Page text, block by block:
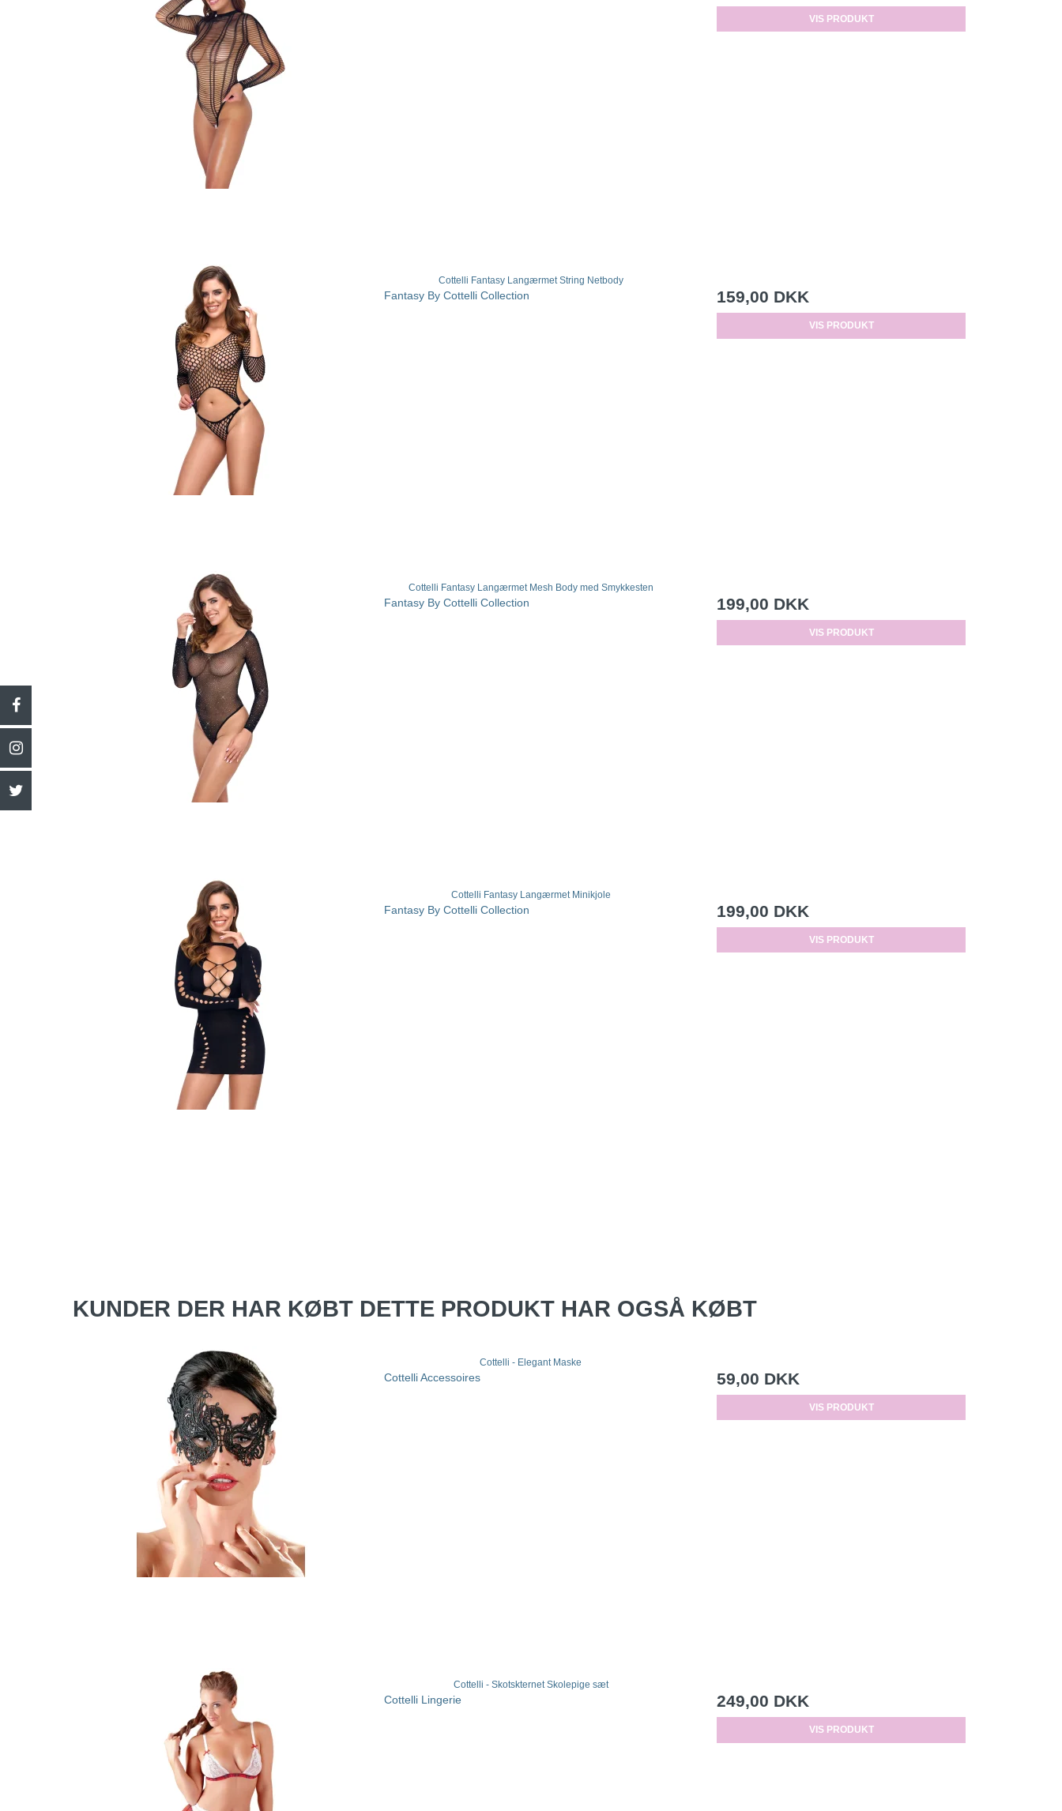
VIS PRODUKT
Cottelli Fantasy Langærmet String Netbody
Fantasy By Cottelli Collection 159,00 DKK
VIS PRODUKT
Cottelli Fantasy Langærmet Mesh Body med Smykkesten
Fantasy By Cottelli Collection 199,00 DKK
VIS PRODUKT
Cottelli Fantasy Langærmet Minikjole
Fantasy By Cottelli Collection 199,00 DKK
VIS PRODUKT
KUNDER DER HAR KØBT DETTE PRODUKT HAR OGSÅ KØBT
Cottelli - Elegant Maske
Cottelli Accessoires 59,00 DKK
VIS PRODUKT
Cottelli - Skotskternet Skolepige sæt
Cottelli Lingerie 249,00 DKK
VIS PRODUKT